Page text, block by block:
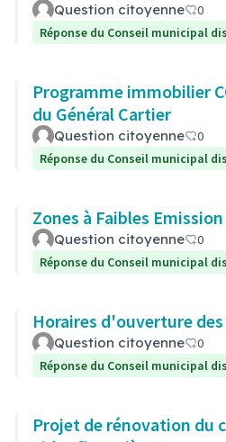
Question citoyenne
0
Réponse du Conseil municipal
Programme immobilier
du Général Cartier
Question citoyenne
0
Réponse du Conseil municipal
Zones à Faibles
Question citoyenne
0
Réponse du Conseil municipal
Horaires d'ouverture
Question citoyenne
0
Réponse du Conseil municipal
Projet de rénovation du